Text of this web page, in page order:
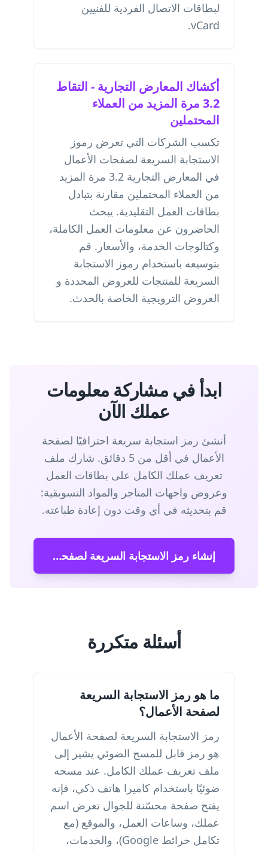
لبطاقات الاتصال الفردية للفنيين
vCard
.
أكشاك المعارض التجارية - التقاط
3.2 مرة المزيد من العملاء
المحتملين
تكسب الشركات التي تعرض رموز
الاستجابة السريعة لصفحات الأعمال
في المعارض التجارية 3.2 مرة المزيد
من العملاء المحتملين مقارنة بتبادل
بطاقات العمل التقليدية. يبحث
الحاضرون عن معلومات العمل الكاملة،
وكتالوجات الخدمة، والأسعار. قم
بتوسيعه باستخدام رموز الاستجابة
السريعة للمنتجات للعروض المحددة و
العروض الترويجية الخاصة بالحدث.
ابدأ في مشاركة معلومات
عملك الآن
أنشئ رمز استجابة سريعة احترافيًا لصفحة
الأعمال في أقل من 5 دقائق. شارك ملف
تعريف عملك الكامل على بطاقات العمل
وعروض واجهات المتاجر والمواد التسويقية:
قم بتحديثه في أي وقت دون إعادة طباعته.
إنشاء رمز الاستجابة السريعة لصفحة عملك
أسئلة متكررة
ما هو رمز الاستجابة السريعة
لصفحة الأعمال؟
رمز الاستجابة السريعة لصفحة الأعمال
هو رمز قابل للمسح الضوئي يشير إلى
ملف تعريف عملك الكامل. عند مسحه
ضوئيًا باستخدام كاميرا هاتف ذكي، فإنه
يفتح صفحة محسّنة للجوال تعرض اسم
عملك، وساعات العمل، والموقع (مع
تكامل خرائط Google)، والخدمات،